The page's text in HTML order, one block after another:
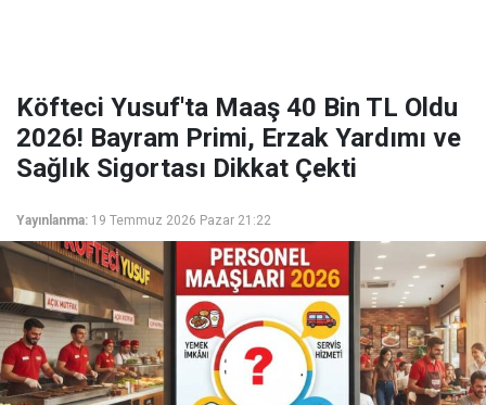
Köfteci Yusuf'ta Maaş 40 Bin TL Oldu
2026! Bayram Primi, Erzak Yardımı ve
Sağlık Sigortası Dikkat Çekti
Yayınlanma: 19 Temmuz 2026 Pazar 21:22